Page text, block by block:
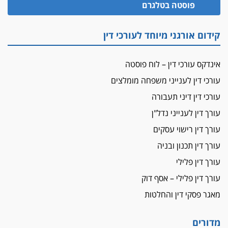
זוכה עורך-דין שהשווה את ברק לסינוואר ואת
מאסר לעורך הדין
פיקטיביות בשם פלסטינים
על המידתיות
ביה"ד המשמעתי ביטל השעיה לצמיתות של
עורכת-דין שהביעה שמחה ב-7 באוקטובר
אשם
עו"ד הלל בבייב הורשע בהונאת עשרות לקוחות,
ההסדר: 7-9 שנות מאסר
דין ומקרקעין
עורך דין ברמת השרון נחקר בחשד למרמה בעסקת
תובעת משטרתית פוטרה בחשד לעישון סמים
פוסטה בטלגרם
קידום אורגני מיוחד לעורכי דין
אינדקס עורכי דין – לוח פוסטה
עורכי דין לענייני משפחה מומלצים
עורכי דין דיני תעבורה
עורך דין לענייני נדל"ן
עורך דין רישוי עסקים
עורך דין תכנון ובניה
עורך דין פלילי
עורך דין פלילי – אסף דוק
מאגר פסקי דין והחלטות
מדורים